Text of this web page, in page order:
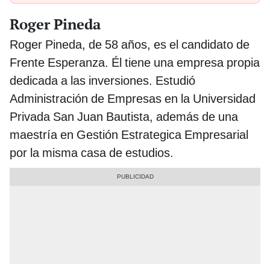
Roger Pineda
Roger Pineda, de 58 años, es el candidato de
Frente Esperanza. Él tiene una empresa propia
dedicada a las inversiones. Estudió
Administración de Empresas en la Universidad
Privada San Juan Bautista, además de una
maestría en Gestión Estrategica Empresarial
por la misma casa de estudios.